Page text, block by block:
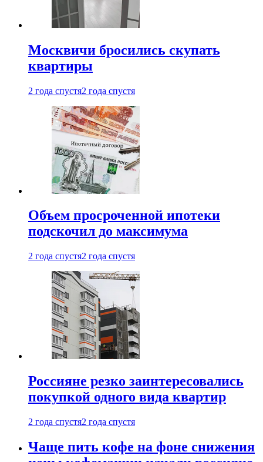
Москвичи бросились скупать
квартиры
2 года спустя2 года спустя
Объем просроченной ипотеки
подскочил до максимума
2 года спустя2 года спустя
Россияне резко заинтересовались
покупкой одного вида квартир
2 года спустя2 года спустя
Чаще пить кофе на фоне снижения